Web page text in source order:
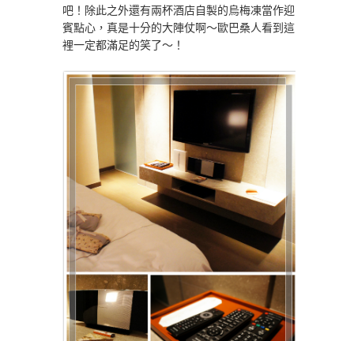
吧！除此之外還有兩杯酒店自製的烏梅凍當作迎
賓點心，真是十分的大陣仗啊～歐巴桑人看到這
裡一定都滿足的笑了～！